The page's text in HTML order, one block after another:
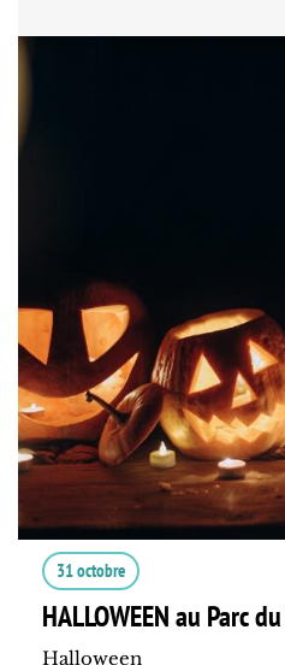
31 octobre
HALLOWEEN au Parc
Halloween